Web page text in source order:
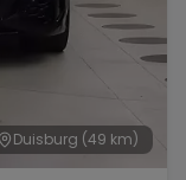
Duisburg (49 km)